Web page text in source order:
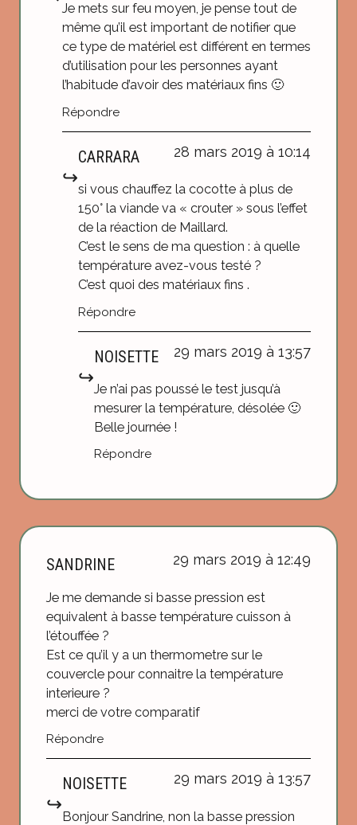
Je mets sur feu moyen, je pense tout de
même qu’il est important de notifier que
ce type de matériel est différent en termes
d’utilisation pour les personnes ayant
l’habitude d’avoir des matériaux fins 🙂
Répondre
CARRARA 28 mars 2019 à 10:14
si vous chauffez la cocotte à plus de
150° la viande va « crouter » sous l’effet
de la réaction de Maillard.
C’est le sens de ma question : à quelle
température avez-vous testé ?
C’est quoi des matériaux fins .
Répondre
NOISETTE 29 mars 2019 à 13:57
Je n’ai pas poussé le test jusqu’à
mesurer la température, désolée 🙂
Belle journée !
Répondre
SANDRINE 29 mars 2019 à 12:49
Je me demande si basse pression est
equivalent à basse température cuisson à
l’étouffée ?
Est ce qu’il y a un thermometre sur le
couvercle pour connaitre la température
interieure ?
merci de votre comparatif
Répondre
NOISETTE 29 mars 2019 à 13:57
Bonjour Sandrine, non la basse pression